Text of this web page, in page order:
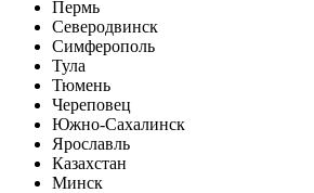
Пермь
Северодвинск
Симферополь
Тула
Тюмень
Череповец
Южно-Сахалинск
Ярославль
Казахстан
Минск